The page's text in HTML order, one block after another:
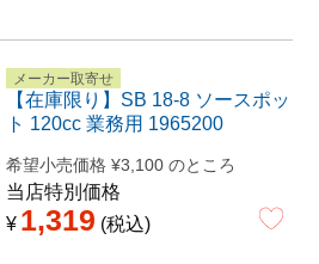
メーカー取寄せ
【在庫限り】SB 18-8 ソースポッ
ト 120cc 業務用 1965200
希望小売価格 ¥3,100 のところ
当店特別価格
¥ 1,319 税込